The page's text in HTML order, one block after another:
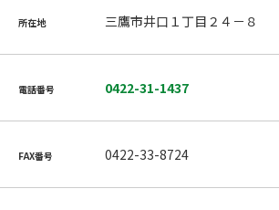
所在地 三鷹市井口１丁目２４－８
電話番号 0422-31-1437
FAX番号 0422-33-8724